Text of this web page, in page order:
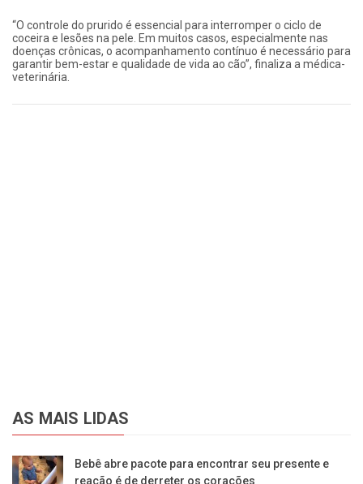
“O controle do prurido é essencial para interromper o ciclo de
coceira e lesões na pele. Em muitos casos, especialmente nas
doenças crônicas, o acompanhamento contínuo é necessário para
garantir bem-estar e qualidade de vida ao cão”, finaliza a médica-
veterinária.
AS MAIS LIDAS
Bebê abre pacote para encontrar seu presente e
reação é de derreter os corações